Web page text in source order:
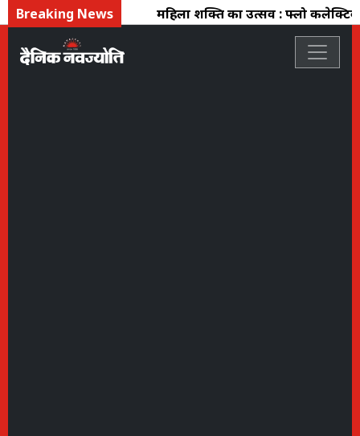
Breaking News महिला शक्ति का उत्सव : फ्लो